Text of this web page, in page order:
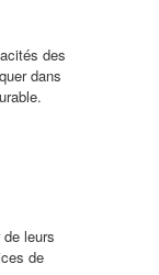
des
dans
leurs
de